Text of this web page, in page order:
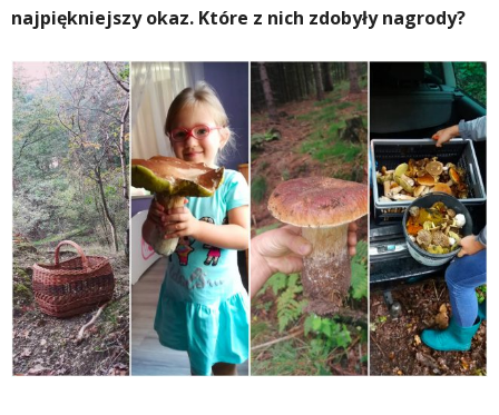
najpiękniejszy okaz. Które z nich zdobyły nagrody?